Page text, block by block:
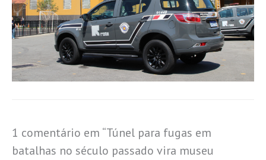
1 comentário em “Túnel para fugas em
batalhas no século passado vira museu